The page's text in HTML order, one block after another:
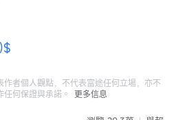
者個人觀點，不代表富途任何立場，亦不
何保證與承諾。
更多信息